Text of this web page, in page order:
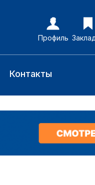
Профиль
Контакты